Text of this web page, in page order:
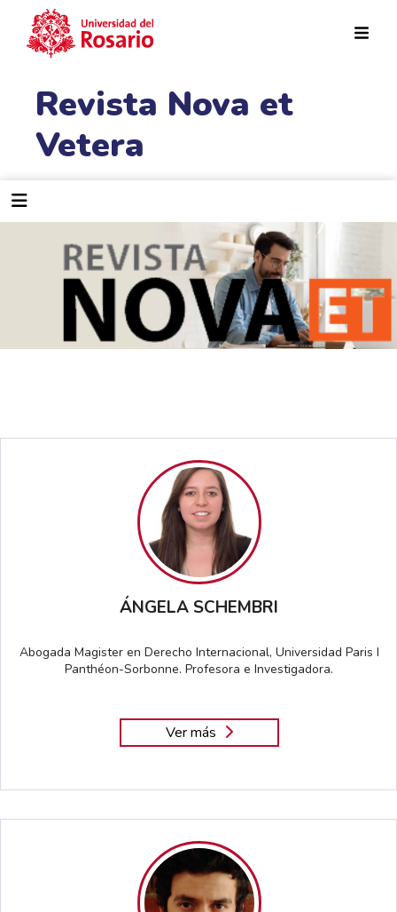
Revista Nova et
Vetera
Encuentra todo los artículos relacionados
con el Columnista...
ÁNGELA SCHEMBRI
Abogada Magister en Derecho Internacional, Universidad Paris I
Panthéon-Sorbonne. Profesora e Investigadora.
Ver más